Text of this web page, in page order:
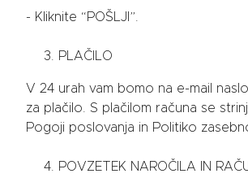
- Kliknite “POŠLJI”.
PLAČILO
V 24 urah vam bomo na e-mail
za plačilo. S plačilom računa se
Pogoji poslovanja in Politiko
POVZETEK NAROČILA IN